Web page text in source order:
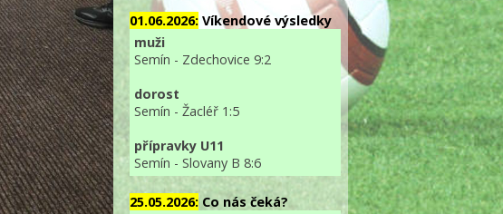
01.06.2026: Víkendové výsledky
muži
Semín - Zdechovice 9:2
dorost
Semín - Žacléř 1:5
přípravky U11
Semín - Slovany B 8:6
25.05.2026: Co nás čeká?